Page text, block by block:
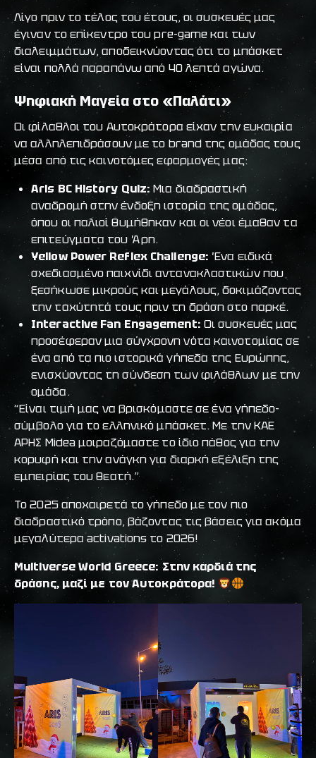
Λίγο πριν το τέλος του έτους, οι συσκευές μας
έγιναν το επίκεντρο του pre-game και των
διαλειμμάτων, αποδεικνύοντας ότι το μπάσκετ
είναι πολλά παραπάνω από 40 λεπτά αγώνα.
Ψηφιακή Μαγεία στο «Παλάτι»
Οι φίλαθλοι του Αυτοκράτορα είχαν την ευκαιρία
να αλληλεπιδράσουν με το brand της ομάδας τους
μέσα από τις καινοτόμες εφαρμογές μας:
Aris BC History Quiz: Μια διαδραστική
αναδρομή στην ένδοξη ιστορία της ομάδας,
όπου οι παλιοί θυμήθηκαν και οι νέοι έμαθαν τα
επιτεύγματα του Άρη.
Yellow Power Reflex Challenge: Ένα ειδικά
σχεδιασμένο παιχνίδι αντανακλαστικών που
ξεσήκωσε μικρούς και μεγάλους, δοκιμάζοντας
την ταχύτητά τους πριν τη δράση στο παρκέ.
Interactive Fan Engagement: Οι συσκευές μας
προσέφεραν μια σύγχρονη νότα καινοτομίας σε
ένα από τα πιο ιστορικά γήπεδα της Ευρώπης,
ενισχύοντας τη σύνδεση των φιλάθλων με την
ομάδα.
“Είναι τιμή μας να βρισκόμαστε σε ένα γήπεδο-
σύμβολο για το ελληνικό μπάσκετ. Με την ΚΑΕ
ΑΡΗΣ Midea μοιραζόμαστε το ίδιο πάθος για την
κορυφή και την ανάγκη για διαρκή εξέλιξη της
εμπειρίας του θεατή.”
Το 2025 αποχαιρετά το γήπεδο με τον πιο
διαδραστικό τρόπο, βάζοντας τις βάσεις για ακόμα
μεγαλύτερα activations το 2026!
Multiverse World Greece: Στην καρδιά της
δράσης, μαζί με τον Αυτοκράτορα!